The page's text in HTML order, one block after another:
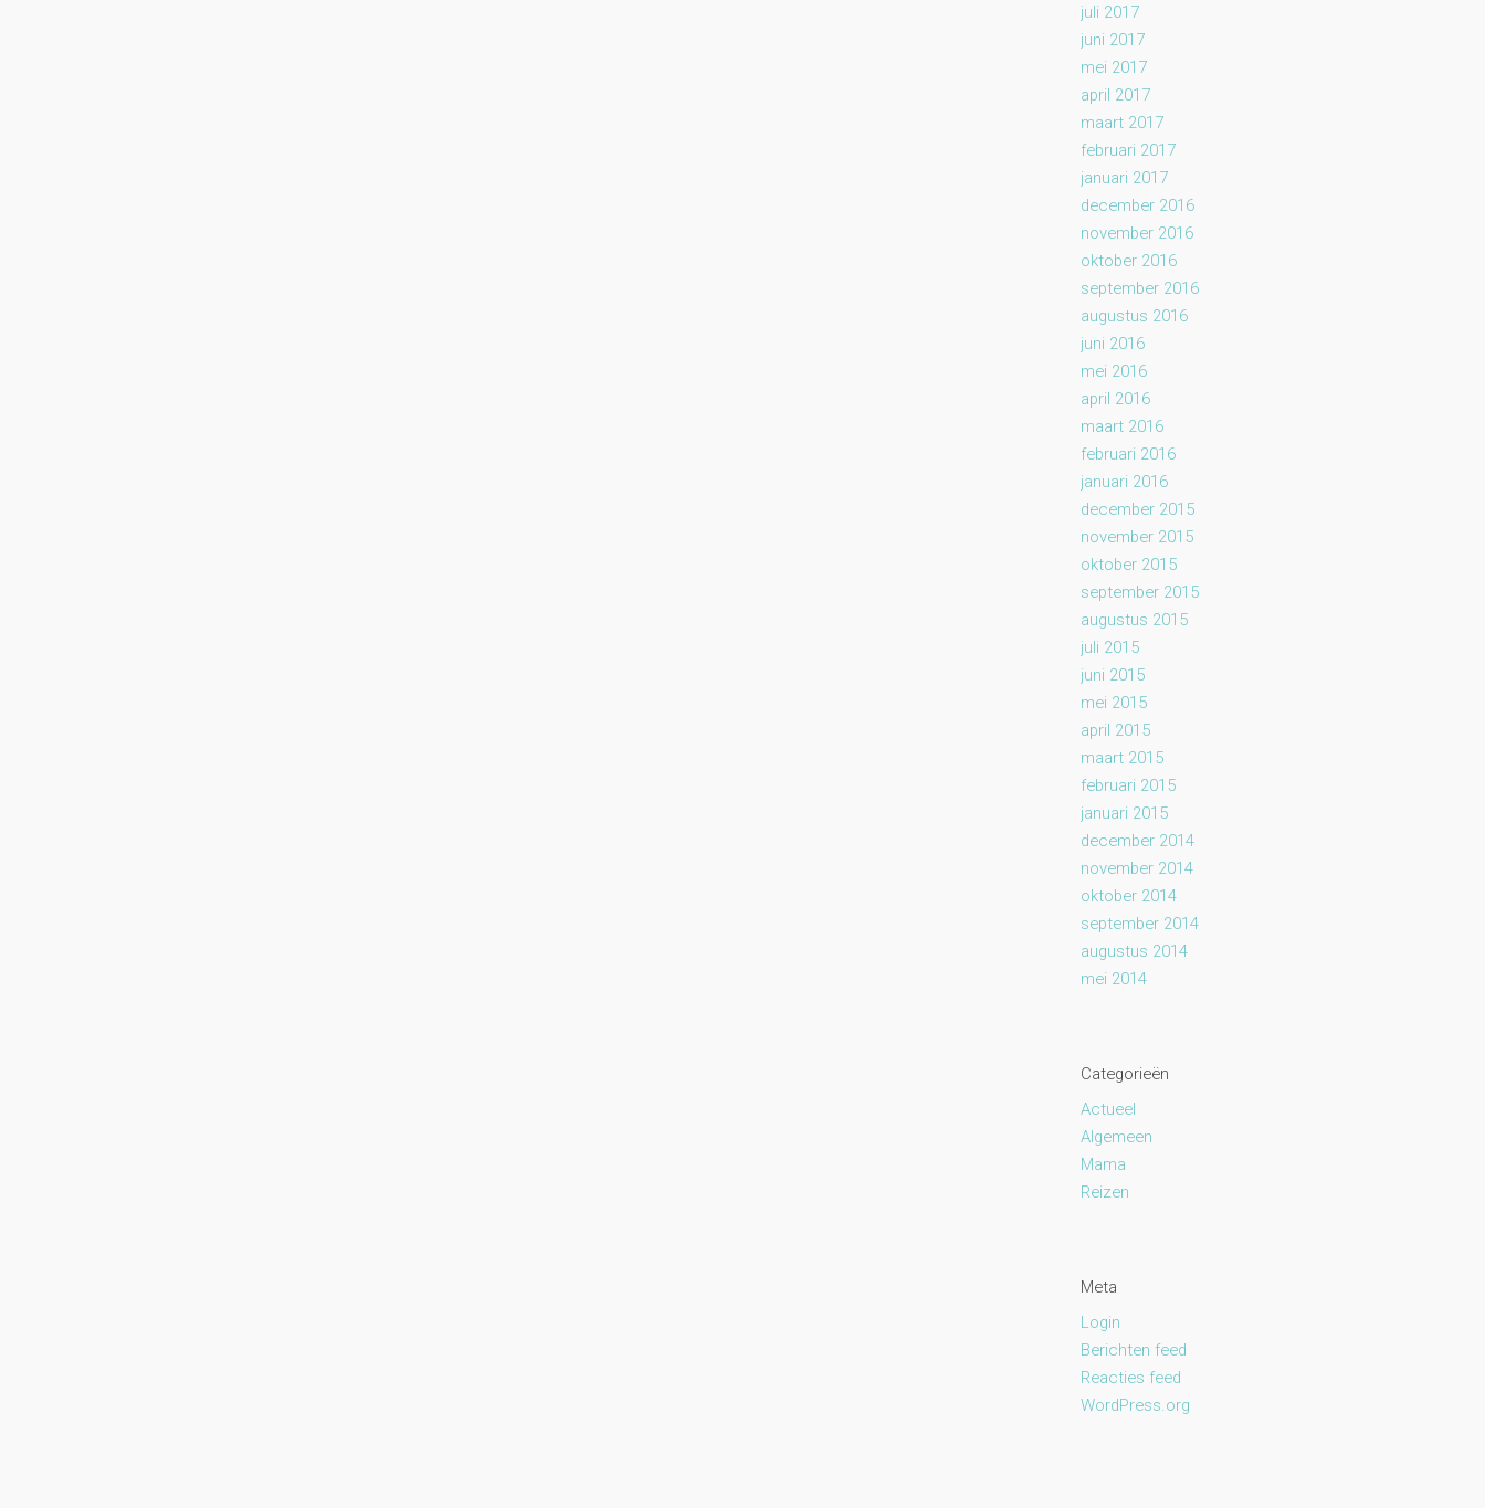
juli 2017
juni 2017
mei 2017
april 2017
maart 2017
februari 2017
januari 2017
december 2016
november 2016
oktober 2016
september 2016
augustus 2016
juni 2016
mei 2016
april 2016
maart 2016
februari 2016
januari 2016
december 2015
november 2015
oktober 2015
september 2015
augustus 2015
juli 2015
juni 2015
mei 2015
april 2015
maart 2015
februari 2015
januari 2015
december 2014
november 2014
oktober 2014
september 2014
augustus 2014
mei 2014
Categorieën
Actueel
Algemeen
Mama
Reizen
Meta
Login
Berichten feed
Reacties feed
WordPress.org